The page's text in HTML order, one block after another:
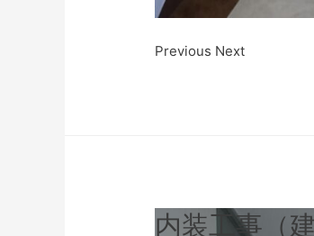
Previous Next
内装工事（